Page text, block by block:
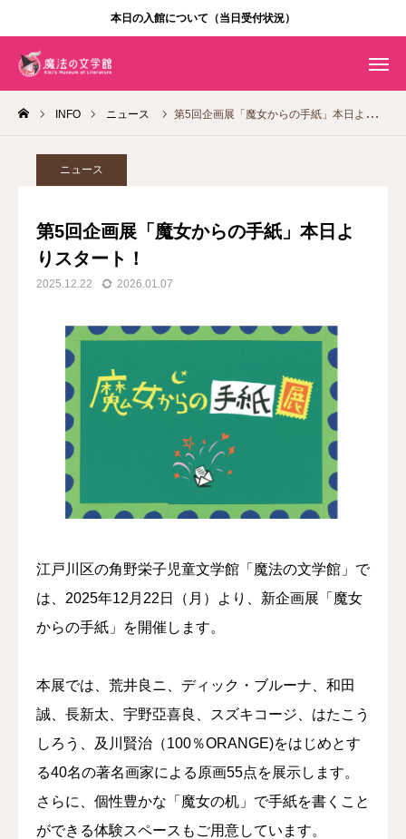
本日の入館について（当日受付状況）
INFO ニュース 第5回企画展「魔女からの手紙」本日よりスタート！
ニュース
第5回企画展「魔女からの手紙」本日よ
りスタート！
2025.12.22 2026.01.07
江戸川区の角野栄子児童文学館「魔法の文学館」で
は、2025年12月22日（月）より、新企画展「魔女
からの手紙」を開催します。
本展では、荒井良ニ、ディック・ブルーナ、和田
誠、長新太、宇野亞喜良、スズキコージ、はたこう
しろう、及川賢治（100％ORANGE)をはじめとす
る40名の著名画家による原画55点を展示します。
さらに、個性豊かな「魔女の机」で手紙を書くこと
ができる体験スペースもご用意しています。
入館方法
Instagram ENGLISH
利用案内
企画展
ニュース